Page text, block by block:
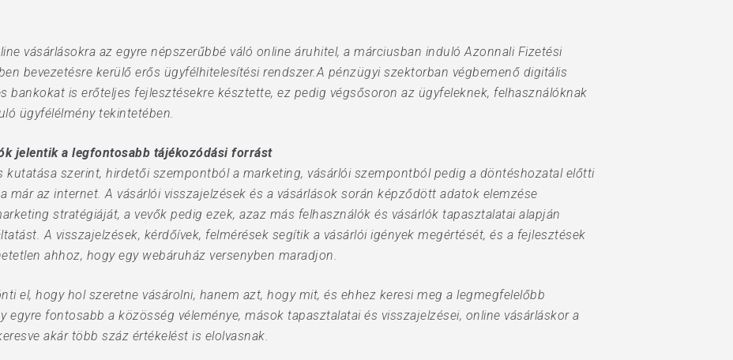
vásárlásokra az egyre népszerűbbé váló online áruhitel, a márciusban induló Azonnali Fizetési
bevezetésre kerülő erős ügyfélhitelesítési rendszer.A pénzügyi szektorban végbemenő digitális
bankokat is erőteljes fejlesztésekre késztette, ez pedig végsősoron az ügyfeleknek, felhasználóknak
ügyfélélmény tekintetében.
jelentik a legfontosabb tájékozódási forrást
kutatása szerint, hirdetői szempontból a marketing, vásárlói szempontból pedig a döntéshozatal előtti
az internet. A vásárlói visszajelzések és a vásárlások során képződött adatok elemzése
stratégiáját, a vevők pedig ezek, azaz más felhasználók és vásárlók tapasztalatai alapján
A visszajelzések, kérdőívek, felmérések segítik a vásárlói igények megértését, és a fejlesztések
ahhoz, hogy egy webáruház versenyben maradjon.
el, hogy hol szeretne vásárolni, hanem azt, hogy mit, és ehhez keresi meg a legmegfelelőbb
egyre fontosabb a közösség véleménye, mások tapasztalatai és visszajelzései, online vásárláskor a
akár több száz értékelést is elolvasnak.